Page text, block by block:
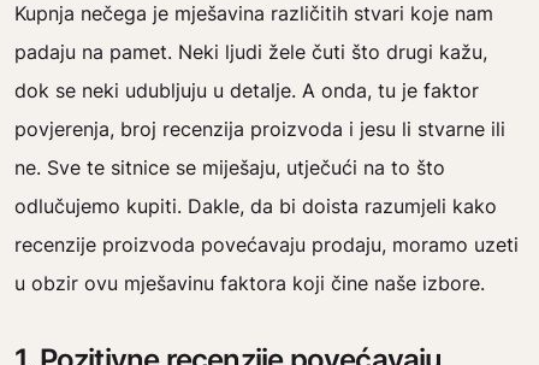
Kupnja nečega je mješavina različitih stvari koje nam
padaju na pamet. Neki ljudi žele čuti što drugi kažu,
dok se neki udubljuju u detalje. A onda, tu je faktor
povjerenja, broj recenzija proizvoda i jesu li stvarne ili
ne. Sve te sitnice se miješaju, utječući na to što
odlučujemo kupiti. Dakle, da bi doista razumjeli kako
recenzije proizvoda povećavaju prodaju, moramo uzeti
u obzir ovu mješavinu faktora koji čine naše izbore.